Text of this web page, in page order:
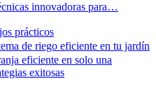
innovadoras para…
prácticos
de riego eficiente en tu jardín
eficiente en solo una
exitosas